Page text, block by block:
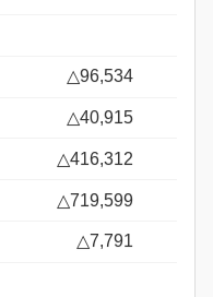
△96,534
△40,915
△416,312
△719,599
△7,791